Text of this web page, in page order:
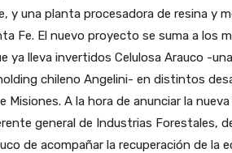
y una planta procesadora de resina y
Fe. El nuevo proyecto se suma a los
ya lleva invertidos Celulosa Arauco -
chileno Angelini- en distintos
Misiones. A la hora de anunciar la
general de Industrias Forestales,
de acompañar la recuperación de la